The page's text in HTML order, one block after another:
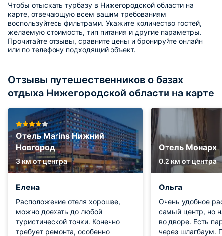
Чтобы отыскать турбазу в Нижегородской области на
карте, отвечающую всем вашим требованиям,
воспользуйтесь фильтрами. Укажите количество гостей,
желаемую стоимость, тип питания и другие параметры.
Прочитайте отзывы, сравните цены и бронируйте онлайн
или по телефону подходящий объект.
Отзывы путешественников о базах
отдыха Нижегородской области на карте
Отель Marins Нижний
Новгород
3 км от центра
Елена
Расположение отеля хорошее,
можно доехать до любой
туристической точки. Конечно
требует ремонта, особенно
Отель Монарх
0.2 км от центра
Ольга
Очень удобное
самый центр, но
во дворе. Есть
через шлагбаум.